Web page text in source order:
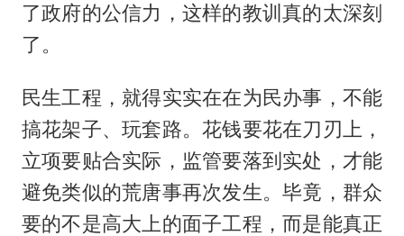
了政府的公信力，这样的教训真的太深刻
了。
民生工程，就得实实在在为民办事，不能
搞花架子、玩套路。花钱要花在刀刃上，
立项要贴合实际，监管要落到实处，才能
避免类似的荒唐事再次发生。毕竟，群众
要的不是高大上的面子工程，而是能真正